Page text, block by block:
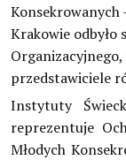
Publikacje
Multimedia
IŚ W POLSCE
TERMINARZ
Konsekrowanych
Krakowie
przedstawiciele
Instytuty
reprezentuje
Młodych